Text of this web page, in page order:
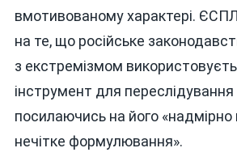
вмотивованому характері.
на те, що російське
з екстремізмом
інструмент для переслідування
посилаючись на його
нечітке формулювання».